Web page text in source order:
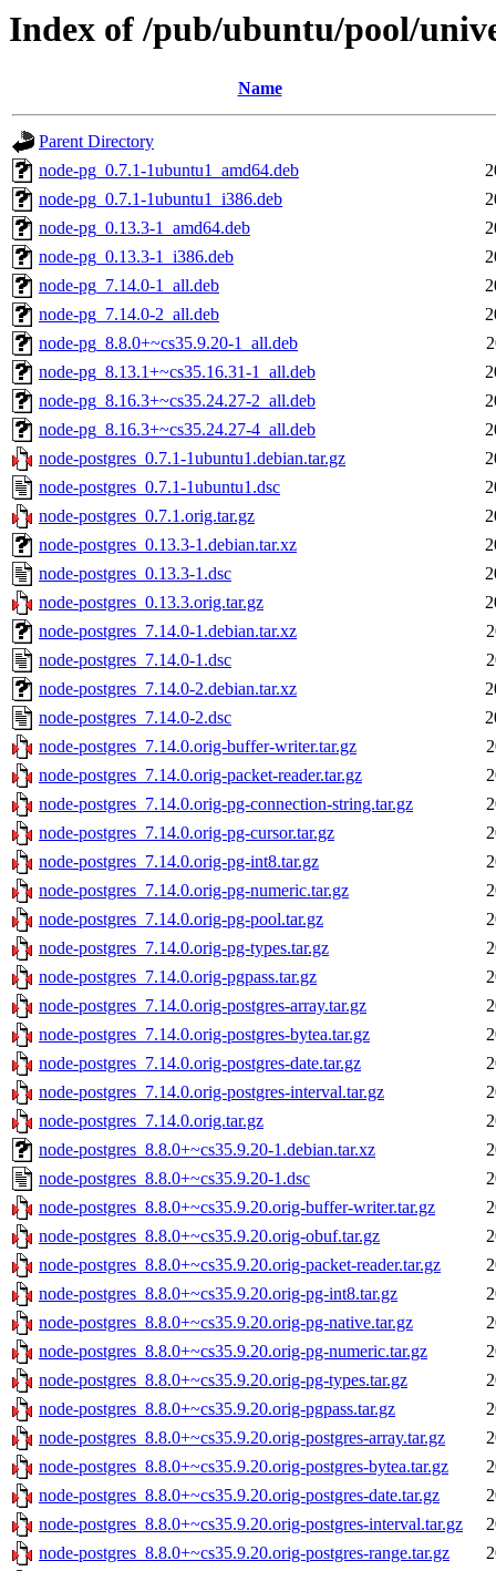
Index of /pub/ubuntu/pool/
Name
Parent Directory
node-pg_0.7.1-1ubuntu1_amd64.deb
node-pg_0.7.1-1ubuntu1_i386.deb
node-pg_0.13.3-1_amd64.deb
node-pg_0.13.3-1_i386.deb
node-pg_7.14.0-1_all.deb
node-pg_7.14.0-2_all.deb
node-pg_8.8.0+~cs35.9.20-1_all.deb
node-pg_8.13.1+~cs35.16.31-1_all.deb
node-pg_8.16.3+~cs35.24.27-2_all.deb
node-pg_8.16.3+~cs35.24.27-4_all.deb
node-postgres_0.7.1-1ubuntu1.debian.tar.gz
node-postgres_0.7.1-1ubuntu1.dsc
node-postgres_0.7.1.orig.tar.gz
node-postgres_0.13.3-1.debian.tar.xz
node-postgres_0.13.3-1.dsc
node-postgres_0.13.3.orig.tar.gz
node-postgres_7.14.0-1.debian.tar.xz
node-postgres_7.14.0-1.dsc
node-postgres_7.14.0-2.debian.tar.xz
node-postgres_7.14.0-2.dsc
node-postgres_7.14.0.orig-buffer-writer.tar.gz
node-postgres_7.14.0.orig-packet-reader.tar.gz
node-postgres_7.14.0.orig-pg-connection-string.tar.gz
node-postgres_7.14.0.orig-pg-cursor.tar.gz
node-postgres_7.14.0.orig-pg-int8.tar.gz
node-postgres_7.14.0.orig-pg-numeric.tar.gz
node-postgres_7.14.0.orig-pg-pool.tar.gz
node-postgres_7.14.0.orig-pg-types.tar.gz
node-postgres_7.14.0.orig-pgpass.tar.gz
node-postgres_7.14.0.orig-postgres-array.tar.gz
node-postgres_7.14.0.orig-postgres-bytea.tar.gz
node-postgres_7.14.0.orig-postgres-date.tar.gz
node-postgres_7.14.0.orig-postgres-interval.tar.gz
node-postgres_7.14.0.orig.tar.gz
node-postgres_8.8.0+~cs35.9.20-1.debian.tar.xz
node-postgres_8.8.0+~cs35.9.20-1.dsc
node-postgres_8.8.0+~cs35.9.20.orig-buffer-writer.tar.gz
node-postgres_8.8.0+~cs35.9.20.orig-obuf.tar.gz
node-postgres_8.8.0+~cs35.9.20.orig-packet-reader.tar.gz
node-postgres_8.8.0+~cs35.9.20.orig-pg-int8.tar.gz
node-postgres_8.8.0+~cs35.9.20.orig-pg-native.tar.gz
node-postgres_8.8.0+~cs35.9.20.orig-pg-numeric.tar.gz
node-postgres_8.8.0+~cs35.9.20.orig-pg-types.tar.gz
node-postgres_8.8.0+~cs35.9.20.orig-pgpass.tar.gz
node-postgres_8.8.0+~cs35.9.20.orig-postgres-array.tar.gz
node-postgres_8.8.0+~cs35.9.20.orig-postgres-bytea.tar.gz
node-postgres_8.8.0+~cs35.9.20.orig-postgres-date.tar.gz
node-postgres_8.8.0+~cs35.9.20.orig-postgres-interval.tar.gz
node-postgres_8.8.0+~cs35.9.20.orig-postgres-range.tar.gz